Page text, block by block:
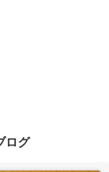
ログ